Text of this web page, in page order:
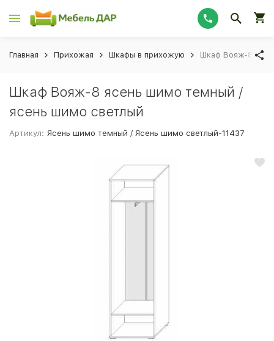
Главная Прихожая Шкафы в прихожую Шкаф Вояж-8
Шкаф Вояж-8 ясень шимо темный /
ясень шимо светлый
Артикул: Ясень шимо темный / Ясень шимо светлый-11437